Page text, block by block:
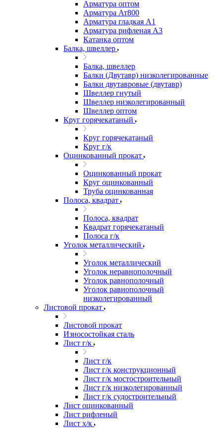
Арматура оптом
Арматура Ат800
Арматура гладкая А1
Арматура рифленая А3
Катанка оптом
Балка, швеллер
Балка, швеллер
Балки (Двутавр) низколегированные
Балки двутавровые (двутавр)
Швеллер гнутый
Швеллер низколегированный
Швеллер оптом
Круг горячекатаный
Круг горячекатаный
Круг г/к
Оцинкованный прокат
Оцинкованный прокат
Круг оцинкованный
Труба оцинкованная
Полоса, квадрат
Полоса, квадрат
Квадрат горячекатаный
Полоса г/к
Уголок металлический
Уголок металлический
Уголок неравнополочный
Уголок равнополочный
Уголок равнополочный
низколегированный
Листовой прокат
Листовой прокат
Износостойкая сталь
Лист г/к
Лист г/к
Лист г/к конструкционный
Лист г/к мостостроительный
Лист г/к низколегированный
Лист г/к судостроительный
Лист оцинкованный
Лист рифленый
Лист х/к